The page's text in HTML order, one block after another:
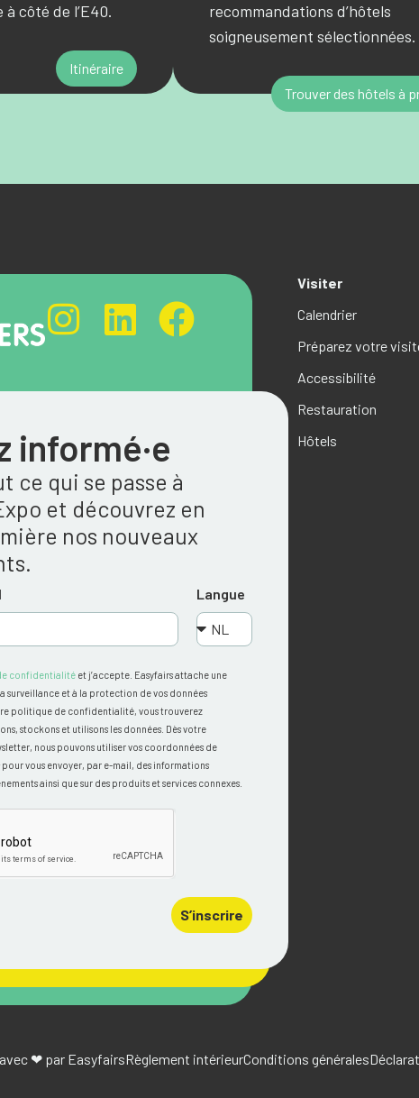
côté de l’E40.
Itinéraire
recommandations d’hôtels
soigneusement sélectionnées.
Trouver des hôtels à
informé·e
ce qui se passe à
et découvrez en
nos nouveaux
Langue
confidentialité et j’accepte. Easyfairs attache une
surveillance et à la protection de vos données
politique de confidentialité, vous trouverez
stockons et utilisons les données. Dès votre
nous pouvons utiliser vos coordonnées de
vous envoyer, par e-mail, des informations
ainsi que sur des produits et services connexes.
S’inscrire
Visiter
Calendrier
Préparez votre
Accessibilité
Restauration
Hôtels
❤ par EasyfairsRèglement intérieurConditions générales